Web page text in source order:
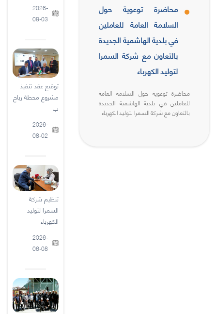
2026-
08-03
توقيع عقد تنفيذ
مشروع محطة رياح
ب
2026-
08-02
تنظيم شركة
السمرا لتوليد
الكهرباء
2026-
06-08
محاضرة توعوية حول
السلامة العامة للعاملين
في بلدية الهاشمية الجديدة
بالتعاون مع شركة السمرا
لتوليد الكهرباء
محاضرة توعوية حول السلامة العامة
للعاملين في بلدية الهاشمية الجديدة
بالتعاون مع شركة السمرا لتوليد الكهرباء